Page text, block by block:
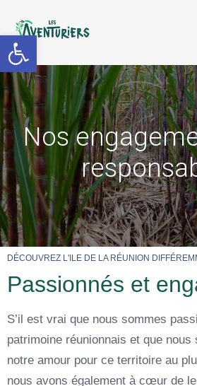
Ouvrir la barre d’outils
Nos
DÉCOUVREZ L'ILE DE LA RÉUNION
Passionnés et
S’il est vrai que nous sommes
patrimoine réunionnais et que nous
notre amour pour ce territoire au
nous avons également à cœur de